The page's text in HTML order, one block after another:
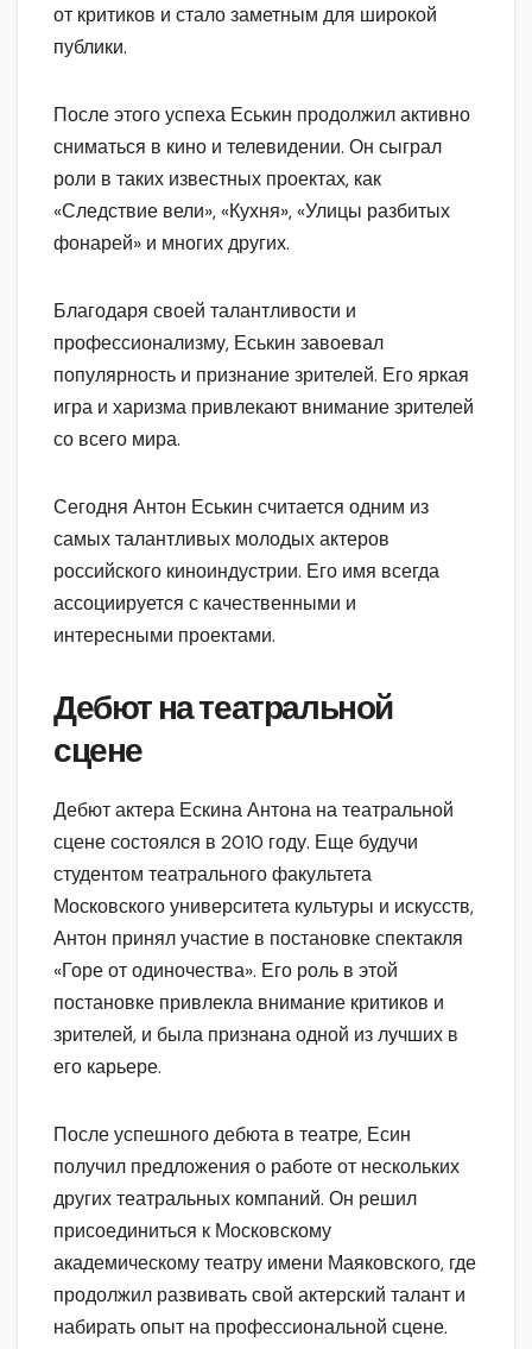
от критиков и стало заметным для широкой
публики.
После этого успеха Еськин продолжил активно
сниматься в кино и телевидении. Он сыграл
роли в таких известных проектах, как
«Следствие вели», «Кухня», «Улицы разбитых
фонарей» и многих других.
Благодаря своей талантливости и
профессионализму, Еськин завоевал
популярность и признание зрителей. Его яркая
игра и харизма привлекают внимание зрителей
со всего мира.
Сегодня Антон Еськин считается одним из
самых талантливых молодых актеров
российского киноиндустрии. Его имя всегда
ассоциируется с качественными и
интересными проектами.
Дебют на театральной
сцене
Дебют актера Ескина Антона на театральной
сцене состоялся в 2010 году. Еще будучи
студентом театрального факультета
Московского университета культуры и искусств,
Антон принял участие в постановке спектакля
«Горе от одиночества». Его роль в этой
постановке привлекла внимание критиков и
зрителей, и была признана одной из лучших в
его карьере.
После успешного дебюта в театре, Есин
получил предложения о работе от нескольких
других театральных компаний. Он решил
присоединиться к Московскому
академическому театру имени Маяковского, где
продолжил развивать свой актерский талант и
набирать опыт на профессиональной сцене.